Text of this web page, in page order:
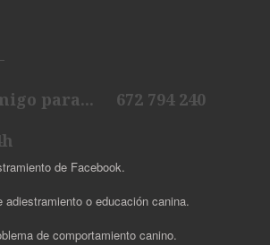
para... 672 794 240
de Facebook.
adiestramiento o educación canina.
de comportamiento canino.